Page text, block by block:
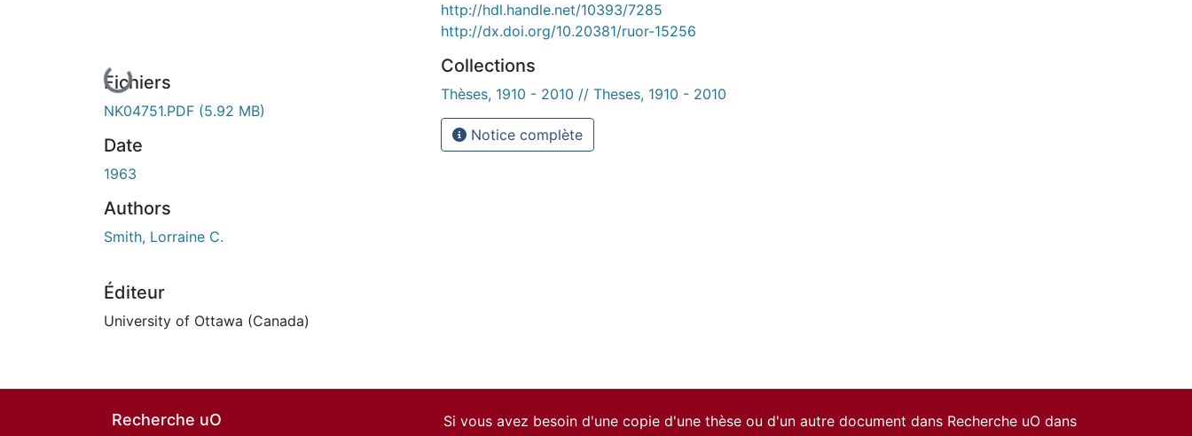
En cours de chargement...
Fichiers
NK04751.PDF (5.92 MB)
Date
1963
Authors
Smith, Lorraine C.
Éditeur
University of Ottawa (Canada)
http://hdl.handle.net/10393/7285
http://dx.doi.org/10.20381/ruor-15256
Collections
Thèses, 1910 - 2010 // Theses, 1910 - 2010
Notice complète
Recherche uO
Si vous avez besoin d'une copie d'une thèse ou d'un autre document dans Recherche uO dans